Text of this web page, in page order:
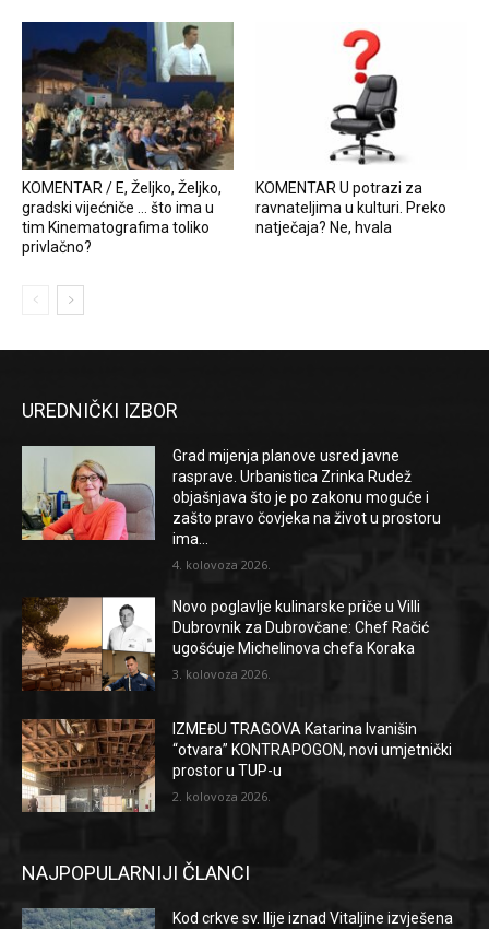
KOMENTAR / E, Željko, Željko,
gradski vijećniče … što ima u
tim Kinematografima toliko
privlačno?
KOMENTAR U potrazi za
ravnateljima u kulturi. Preko
natječaja? Ne, hvala
UREDNIČKI IZBOR
Grad mijenja planove usred javne
rasprave. Urbanistica Zrinka Rudež
objašnjava što je po zakonu moguće i
zašto pravo čovjeka na život u prostoru
ima...
4. kolovoza 2026.
Novo poglavlje kulinarske priče u Villi
Dubrovnik za Dubrovčane: Chef Račić
ugošćuje Michelinova chefa Koraka
3. kolovoza 2026.
IZMEĐU TRAGOVA Katarina Ivanišin
“otvara” KONTRAPOGON, novi umjetnički
prostor u TUP-u
2. kolovoza 2026.
NAJPOPULARNIJI ČLANCI
Kod crkve sv. Ilije iznad Vitaljine izvješena